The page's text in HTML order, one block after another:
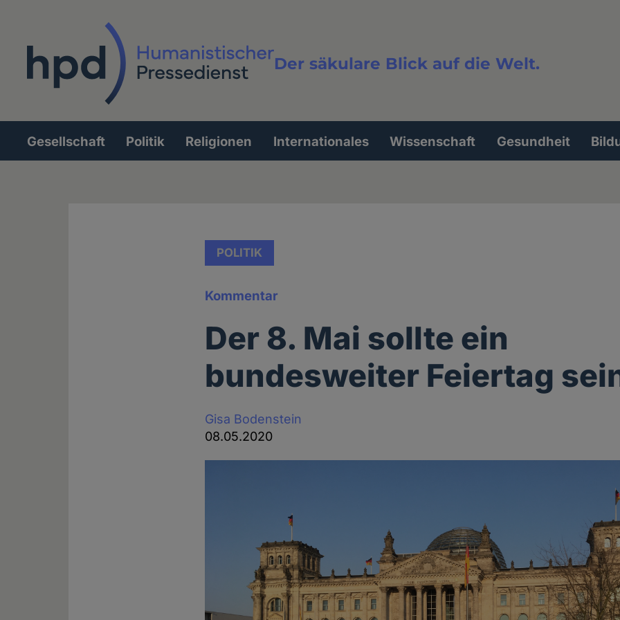
Der säkulare Blick auf die Welt.
Volltextsuche
Hauptnavigation
Gesellschaft Politik Religionen Internationales Wissenschaft Gesundheit
POLITIK
Kommentar
Der 8. Mai sollte ein
bundesweiter Feiertag
Gisa Bodenstein
08.05.2020